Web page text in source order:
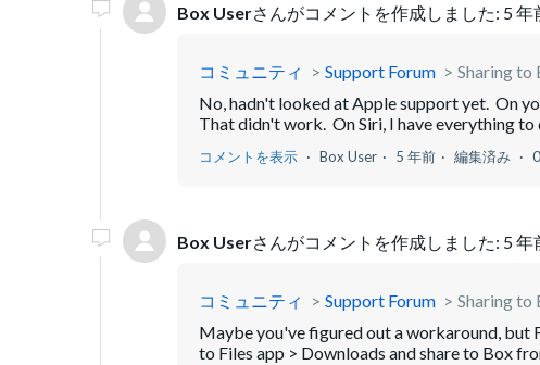
Box Userさんがコメントを作成しました: 5 年
コミュニティ Support Forum
Sharing to
No, hadn't looked at Apple support yet. On
That didn't work. On Siri, I have everything
コメントを表示 Box User 5 年前 編集済み
Box Userさんがコメントを作成しました: 5 年
コミュニティ Support Forum
Sharing to
Maybe you've figured out a workaround, but
to Files app > Downloads and share to Box